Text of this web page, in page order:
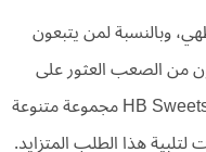
وبالنسبة لمن يتبعون
من الصعب العثور على
حلويات شهية ومشبعة. ومع ذلك، تقدم HB Sweets مجموعة متنوعة
هذا الطلب المتزايد.